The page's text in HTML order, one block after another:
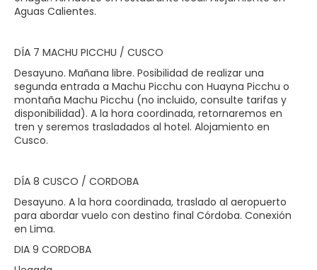
Aguas Calientes.
DÍA 7 MACHU PICCHU / CUSCO
Desayuno. Mañana libre. Posibilidad de realizar una
segunda entrada a Machu Picchu con Huayna Picchu o
montaña Machu Picchu (no incluido, consulte tarifas y
disponibilidad). A la hora coordinada, retornaremos en
tren y seremos trasladados al hotel. Alojamiento en
Cusco.
DÍA 8 CUSCO / CORDOBA
Desayuno. A la hora coordinada, traslado al aeropuerto
para abordar vuelo con destino final Córdoba. Conexión
en Lima.
DIA 9 CORDOBA